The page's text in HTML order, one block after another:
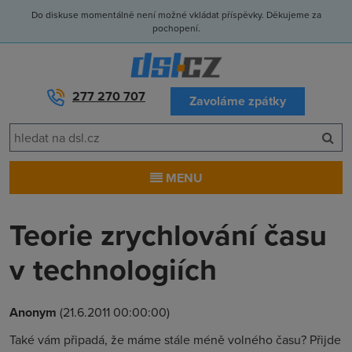
Do diskuse momentálně není možné vkládat příspěvky. Děkujeme za
pochopení.
277 270 707 Zavoláme zpátky
MENU
Teorie zrychlování času
v technologiích
Anonym (21.6.2011 00:00:00)
Také vám připadá, že máme stále méně volného času? Přijde